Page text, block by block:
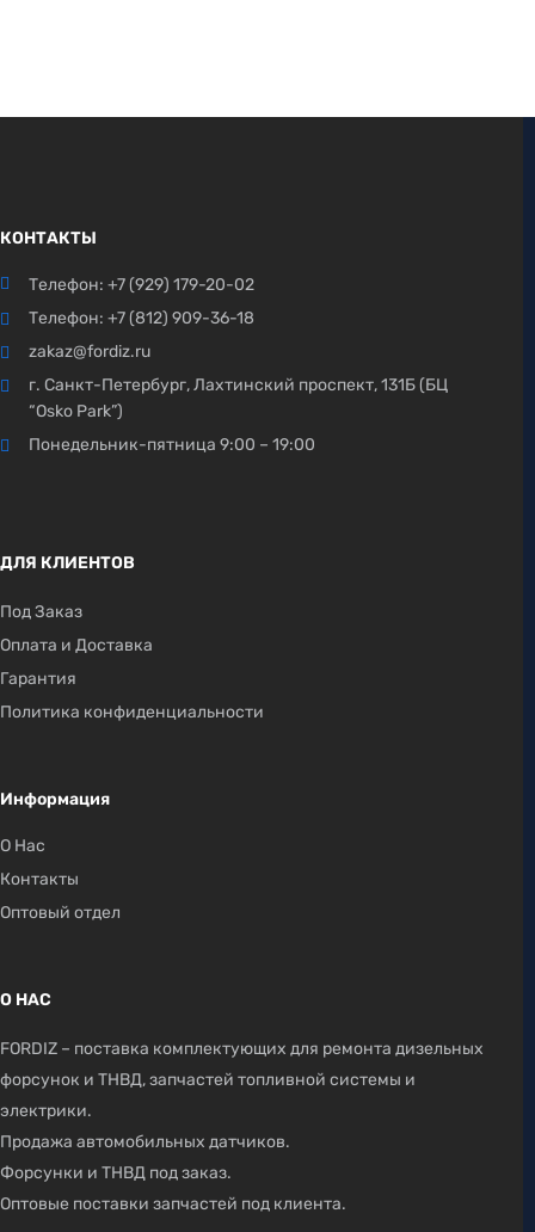
КОНТАКТЫ
Телефон: +7 (929) 179-20-02
Телефон: +7 (812) 909-36-18
zakaz@fordiz.ru
г. Санкт-Петербург, Лахтинский проспект, 131Б (БЦ
“Osko Park”)
Понедельник-пятница 9:00 – 19:00
ДЛЯ КЛИЕНТОВ
Под Заказ
Оплата и Доставка
Гарантия
Политика конфиденциальности
Информация
О Нас
Контакты
Оптовый отдел
О НАС
FORDIZ – поставка комплектующих для ремонта дизельных
форсунок и ТНВД, запчастей топливной системы и
электрики.
Продажа автомобильных датчиков.
Форсунки и ТНВД под заказ.
Оптовые поставки запчастей под клиента.